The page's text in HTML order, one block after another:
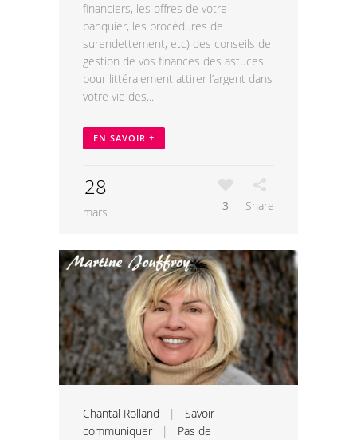
financiers, les offres de votre
banquier, les procédures de
surendettement, etc) des conseils de
gestion de vos finances des astuces
pour littéralement attirer l’argent dans
votre vie des...
EN SAVOIR +
28
mars 3 Share
Chantal Rolland | Savoir
communiquer | Pas de